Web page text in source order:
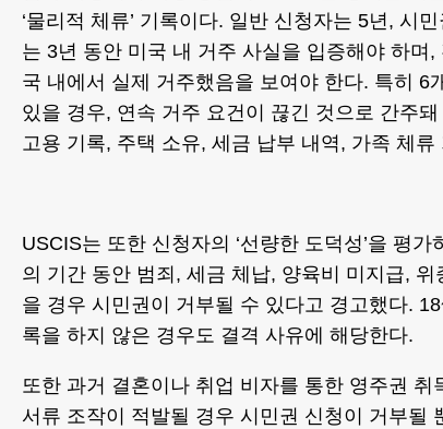
‘물리적 체류’ 기록이다. 일반 신청자는 5년, 시
는 3년 동안 미국 내 거주 사실을 입증해야 하며,
국 내에서 실제 거주했음을 보여야 한다. 특히 6
있을 경우, 연속 거주 요건이 끊긴 것으로 간주
고용 기록, 주택 소유, 세금 납부 내역, 가족 체
USCIS는 또한 신청자의 ‘선량한 도덕성’을 평
의 기간 동안 범죄, 세금 체납, 양육비 미지급,
을 경우 시민권이 거부될 수 있다고 경고했다.
록을 하지 않은 경우도 결격 사유에 해당한다.
또한 과거 결혼이나 취업 비자를 통한 영주권
서류 조작이 적발될 경우 시민권 신청이 거부될